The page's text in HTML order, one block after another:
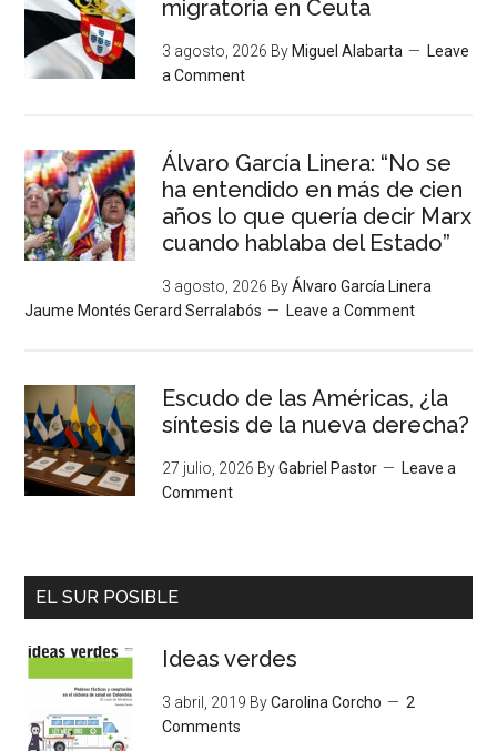
migratoria en Ceuta
3 agosto, 2026 By Miguel Alabarta
Leave
a Comment
Álvaro García Linera: “No se
ha entendido en más de cien
años lo que quería decir Marx
cuando hablaba del Estado”
3 agosto, 2026 ByÁlvaro García Linera
Jaume Montés Gerard Serralabós
Leave a Comment
Escudo de las Américas, ¿la
síntesis de la nueva derecha?
27 julio, 2026 ByGabriel Pastor
Leave a
Comment
EL SUR POSIBLE
Ideas verdes
3 abril, 2019 ByCarolina Corcho
2
Comments